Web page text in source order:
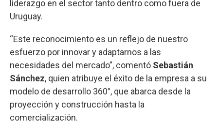
liderazgo en el sector tanto dentro como fuera de
Uruguay.
“Este reconocimiento es un reflejo de nuestro
esfuerzo por innovar y adaptarnos a las
necesidades del mercado”, comentó Sebastián
Sánchez, quien atribuye el éxito de la empresa a su
modelo de desarrollo 360°, que abarca desde la
proyección y construcción hasta la
comercialización.